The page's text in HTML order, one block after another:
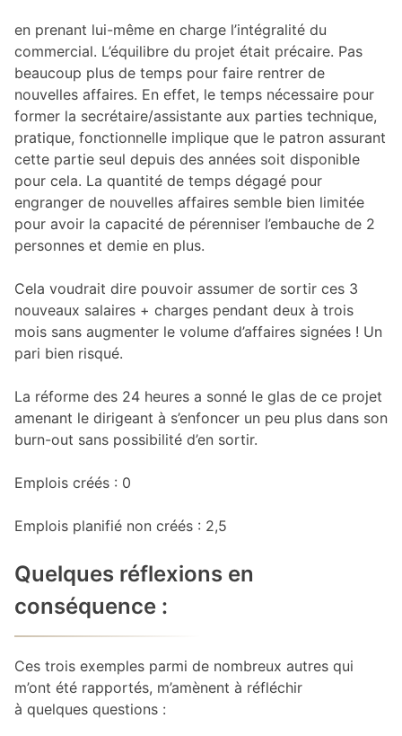
en prenant lui-même en charge l’intégralité du
commercial. L’équilibre du projet était précaire. Pas
beaucoup plus de temps pour faire rentrer de
nouvelles affaires. En effet, le temps nécessaire pour
former la secrétaire/assistante aux parties technique,
pratique, fonctionnelle implique que le patron assurant
cette partie seul depuis des années soit disponible
pour cela. La quantité de temps dégagé pour
engranger de nouvelles affaires semble bien limitée
pour avoir la capacité de pérenniser l’embauche de 2
personnes et demie en plus.
Cela voudrait dire pouvoir assumer de sortir ces 3
nouveaux salaires + charges pendant deux à trois
mois sans augmenter le volume d’affaires signées ! Un
pari bien risqué.
La réforme des 24 heures a sonné le glas de ce projet
amenant le dirigeant à s’enfoncer un peu plus dans son
burn-out sans possibilité d’en sortir.
Emplois créés : 0
Emplois planifié non créés : 2,5
Quelques réflexions en
conséquence :
Ces trois exemples parmi de nombreux autres qui
m’ont été rapportés, m’amènent à réfléchir
à quelques questions :